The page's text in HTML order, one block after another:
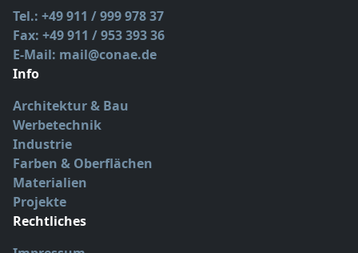
Tel.: +49 911 / 999 978 37
Fax: +49 911 / 953 393 36
E-Mail: mail@conae.de
Info
Architektur & Bau
Werbetechnik
Industrie
Farben & Oberflächen
Materialien
Projekte
Rechtliches